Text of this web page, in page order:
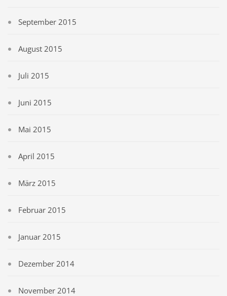
September 2015
August 2015
Juli 2015
Juni 2015
Mai 2015
April 2015
März 2015
Februar 2015
Januar 2015
Dezember 2014
November 2014